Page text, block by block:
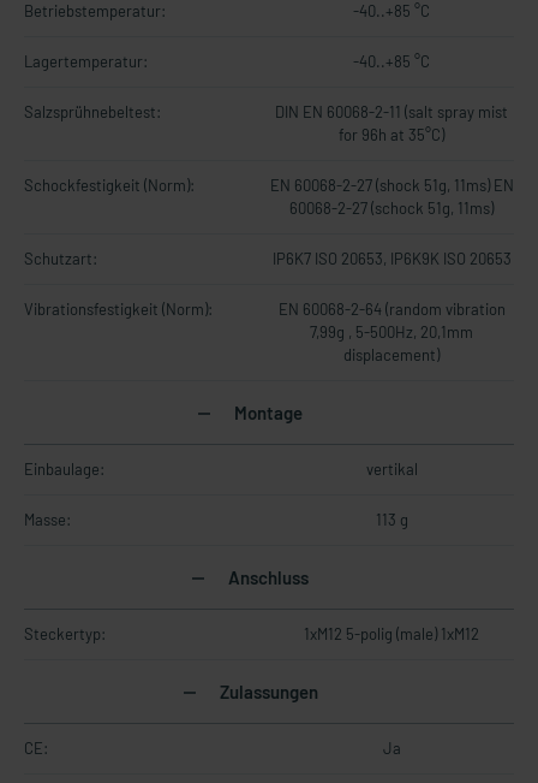
Betriebstemperatur: -40..+85 °C
Lagertemperatur: -40..+85 °C
Salzsprühnebeltest:
DIN EN 60068-2-11 (salt spray mist
for 96h at 35°C)
Schockfestigkeit (Norm):
EN 60068-2-27 (shock 51g, 11ms) EN
60068-2-27 (schock 51g, 11ms)
Schutzart: IP6K7 ISO 20653, IP6K9K ISO 20653
Vibrationsfestigkeit (Norm):
EN 60068-2-64 (random vibration
7,99g , 5-500Hz, 20,1mm
displacement)
Montage
Einbaulage: vertikal
Masse: 113 g
Anschluss
Steckertyp: 1xM12 5-polig (male) 1xM12
Zulassungen
CE: Ja